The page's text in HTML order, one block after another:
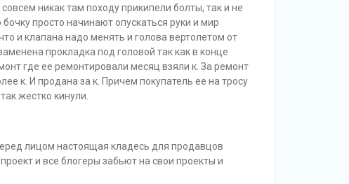
никак там походу прикипели болты, так и не
просто начинают опускаться руки и мир
и клапана надо менять и голова вертолетом от
прокладка под головой так как в конце
где ее ремонтировали месяц взяли к. За ремонт
к. И продана за к. Причем покупатель ее на тросу
жестко кинули.
лицом настоящая кладесь для продавцов
и все блогеры забьют на свои проекты и